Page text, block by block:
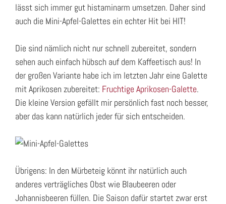
lässt sich immer gut histaminarm umsetzen. Daher sind
auch die Mini-Apfel-Galettes ein echter Hit bei HIT!
Die sind nämlich nicht nur schnell zubereitet, sondern
sehen auch einfach hübsch auf dem Kaffeetisch aus! In
der großen Variante habe ich im letzten Jahr eine Galette
mit Aprikosen zubereitet: Fruchtige Aprikosen-Galette.
Die kleine Version gefällt mir persönlich fast noch besser,
aber das kann natürlich jeder für sich entscheiden.
Übrigens: In den Mürbeteig könnt ihr natürlich auch
anderes verträgliches Obst wie Blaubeeren oder
Johannisbeeren füllen. Die Saison dafür startet zwar erst